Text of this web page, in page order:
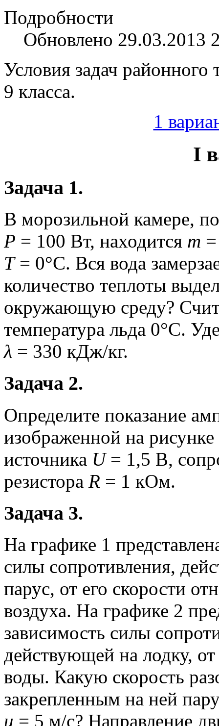
Подробности
Обновлено 29.03.2013
Условия задач
9 класса.
1
I
Задача 1.
В морозильной камере,
P = 100 Вт, находится m
T= 0°C. Вся вода
количество теплоты
окружающую среду?
температура льда 0°C.
λ = 330 кДж/кг.
Задача 2.
Определите показание
изображенной на
источника U= 1,5 В,
резистора R = 1 кОм.
Задача 3.
На графике 1
силы сопротивления,
парус, от его скорости
воздуха. На графике 2
зависимость силы
действующей на лодку,
воды. Какую скорость
закрепленным на ней
u = 5 м/с? Направление